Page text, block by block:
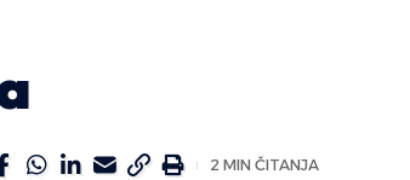
2 MIN ČITANJA